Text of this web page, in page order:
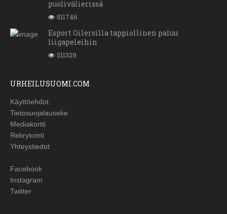
puolivälierissä
511746
Esport Oilersilla tappiollinen paluu
liigapeleihin
511329
URHEILUSUOMI.COM
Käyttöehdot
Tietosuojalauseke
Mediakortti
Rekrytointi
Yhteystiedot
Facebook
Instagram
Twitter